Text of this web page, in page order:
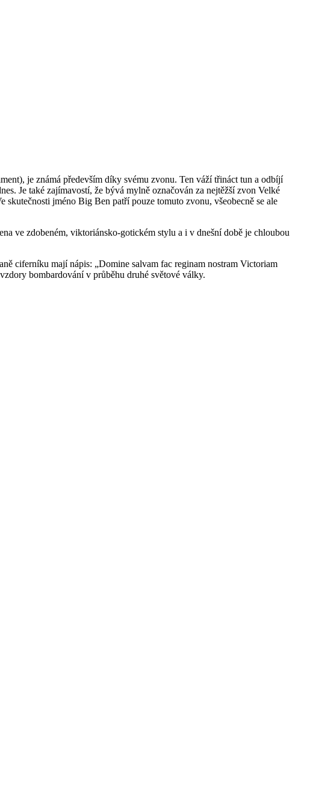
je známá především díky svému zvonu. Ten váží třináct tun a odbíjí
Je také zajímavostí, že bývá mylně označován za nejtěžší zvon Velké
jméno Big Ben patří pouze tomuto zvonu, všeobecně se ale
ve zdobeném, viktoriánsko-gotickém stylu a i v dnešní době je chloubou
ciferníku mají nápis: „Domine salvam fac reginam nostram Victoriam
bombardování v průběhu druhé světové války.